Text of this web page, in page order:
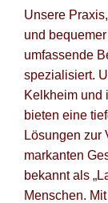
Unsere
und
umfassende
spezialisiert.
Kelkheim und
bieten eine
Lösungen zur
markanten
bekannt als
Menschen.